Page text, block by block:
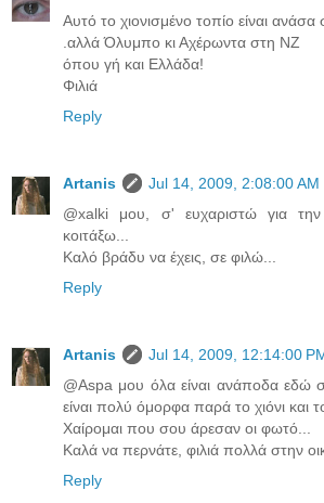
Αυτό το χιονισμένο τοπίο είναι ανάσα
.αλλά Όλυμπο κι Αχέρωντα στη ΝΖ
όπου γή και Ελλάδα!
Φιλιά
Reply
Artanis
Jul 14, 2009, 2:08:00 AM
@xalki μου, σ' ευχαριστώ για
κοιτάξω...
Καλό βράδυ να έχεις, σε φιλώ...
Reply
Artanis
Jul 14, 2009, 12:14:00
@Aspa μου όλα είναι ανάποδα εδώ
είναι πολύ όμορφα παρά το χιόνι και
Χαίρομαι που σου άρεσαν οι φωτό...
Καλά να περνάτε, φιλιά πολλά στην
Reply